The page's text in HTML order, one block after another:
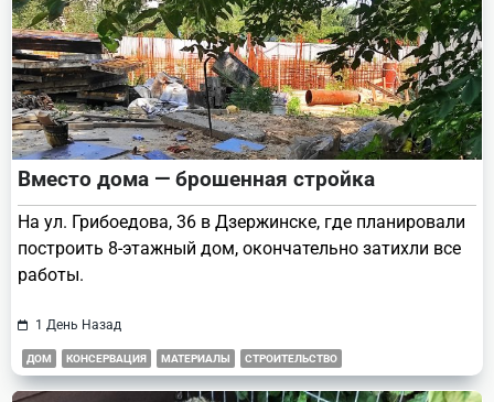
Вместо дома — брошенная стройка
На ул. Грибоедова, 36 в Дзержинске, где планировали
построить 8-этажный дом, окончательно затихли все
работы.
1 День Назад
ДОМ КОНСЕРВАЦИЯ МАТЕРИАЛЫ СТРОИТЕЛЬСТВО